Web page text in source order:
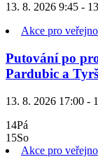
13. 8. 2026 9:45 -
Akce pro
Putování po
Pardubic a
13. 8. 2026 17:00 -
14Pá
15So
Akce pro